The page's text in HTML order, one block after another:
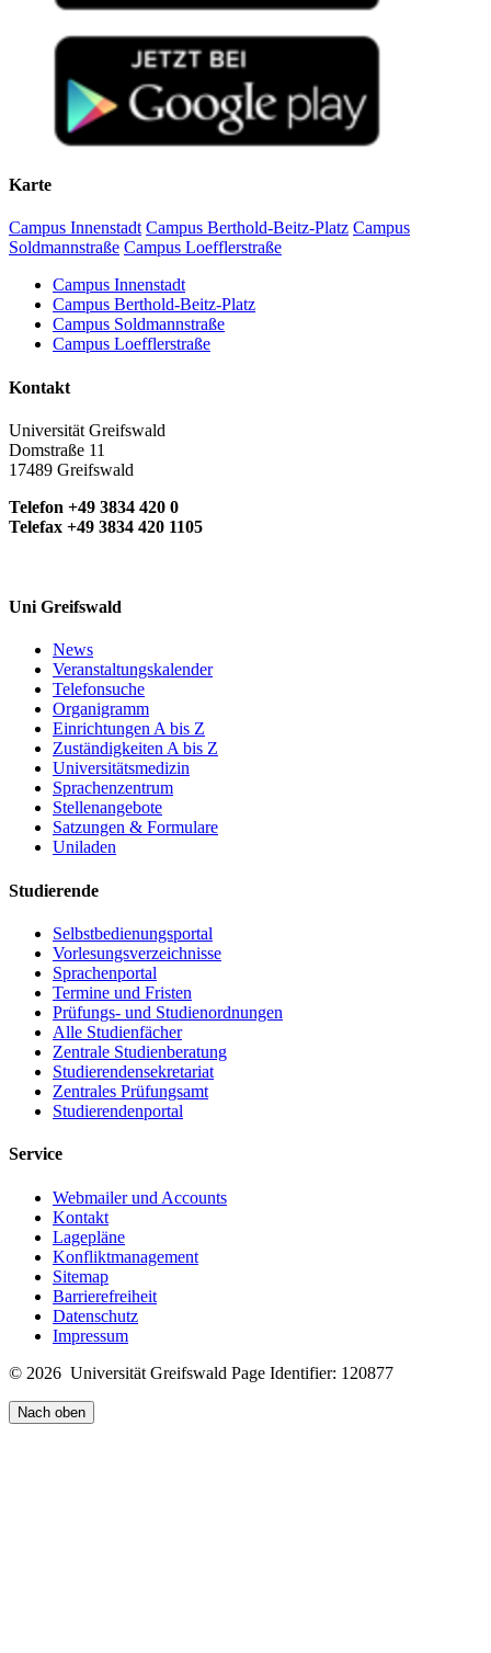
Karte
Campus Innenstadt Campus Berthold-Beitz-Platz Campus
Soldmannstraße Campus Loefflerstraße
Campus Innenstadt
Campus Berthold-Beitz-Platz
Campus Soldmannstraße
Campus Loefflerstraße
Kontakt
Universität Greifswald
Domstraße 11
17489 Greifswald
Telefon +49 3834 420 0
Telefax +49 3834 420 1105
Uni Greifswald
News
Veranstaltungskalender
Telefonsuche
Organigramm
Einrichtungen A bis Z
Zuständigkeiten A bis Z
Universitätsmedizin
Sprachenzentrum
Stellenangebote
Satzungen & Formulare
Uniladen
Studierende
Selbstbedienungsportal
Vorlesungsverzeichnisse
Sprachenportal
Termine und Fristen
Prüfungs- und Studienordnungen
Alle Studienfächer
Zentrale Studienberatung
Studierendensekretariat
Zentrales Prüfungsamt
Studierendenportal
Service
Webmailer und Accounts
Kontakt
Lagepläne
Konfliktmanagement
Sitemap
Barrierefreiheit
Datenschutz
Impressum
© 2026 Universität Greifswald Page Identifier: 120877
Nach oben